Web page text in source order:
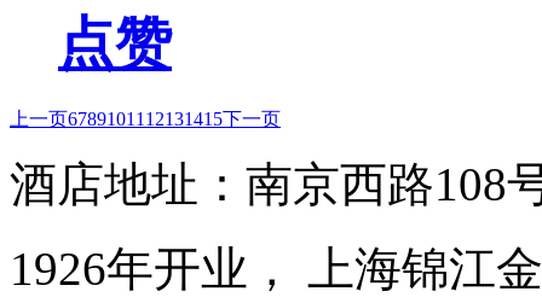
点赞
上一页67891011 12131415下一页
酒店地址：南京西路108
1926年开业， 上海锦